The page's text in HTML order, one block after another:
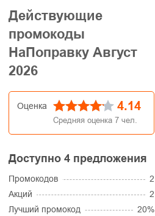
Действующие
промокоды
НаПоправку Август
2026
Оценка 4.14
Средняя оценка 7 чел.
Доступно 4 предложения
Промокодов
2
Акций
2
Лучший промокод
20%